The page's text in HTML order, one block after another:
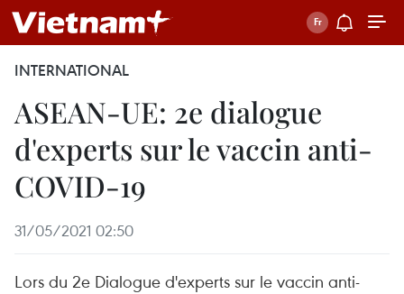
INTERNATIONAL
ASEAN-UE: 2e dialogue
d'experts sur le vaccin anti-
COVID-19
31/05/2021 02:50
Lors du 2e Dialogue d'experts sur le vaccin anti-